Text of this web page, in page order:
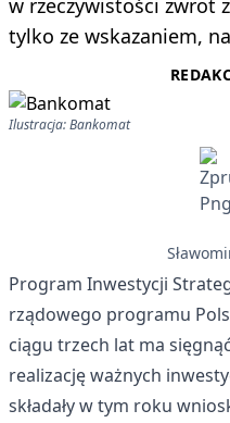
w rzeczywistości zwrot
tylko ze wskazaniem,
Ilustracja: Bankomat
Program Inwestycji
rządowego programu
ciągu trzech lat ma
realizację ważnych
składały w tym roku